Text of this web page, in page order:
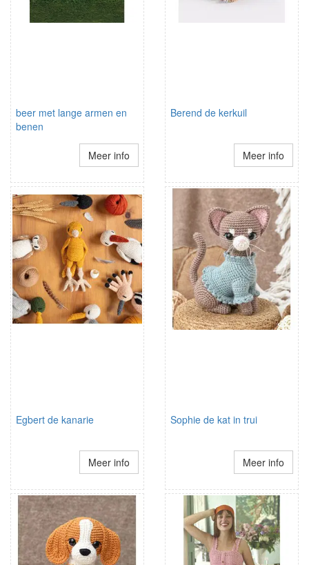
beer met lange armen en
benen
Meer info
Berend de kerkuil
Meer info
Egbert de kanarie
Meer info
Sophie de kat in trui
Meer info